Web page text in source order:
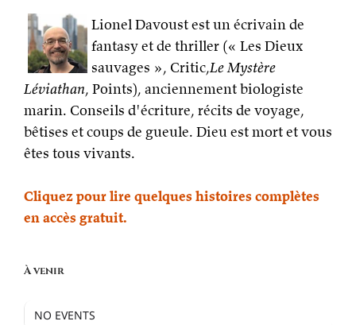
Lionel Davoust est un écrivain de
fantasy et de thriller (« Les Dieux
sauvages », Critic,Le Mystère
Léviathan, Points), anciennement biologiste
marin. Conseils d'écriture, récits de voyage,
bêtises et coups de gueule. Dieu est mort et vous
êtes tous vivants.
Cliquez pour lire quelques histoires complètes
en accès gratuit.
À venir
NO EVENTS